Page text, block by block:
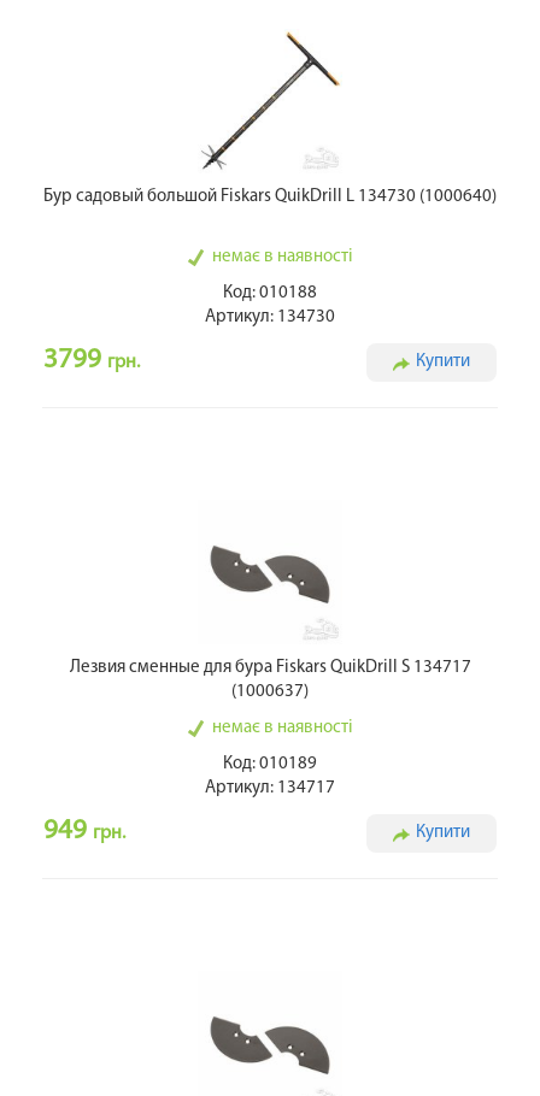
Бур садовый большой Fiskars QuikDrill L 134730 (1000640)
немає в наявності
Код: 010188
Артикул: 134730
3799 грн. Купити
Лезвия сменные для бура Fiskars QuikDrill S 134717
(1000637)
немає в наявності
Код: 010189
Артикул: 134717
949 грн. Купити